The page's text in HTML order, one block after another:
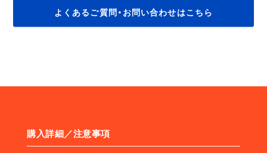
よくあるご質問・お問い合わせはこちら
購入詳細／注意事項